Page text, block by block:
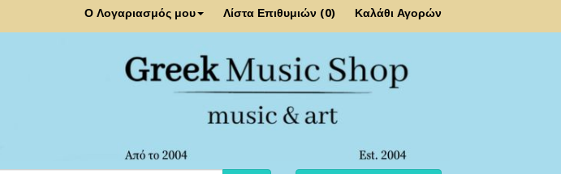
Ο Λογαριασμός μου Λίστα Επιθυμιών (0) Καλάθι Αγορών